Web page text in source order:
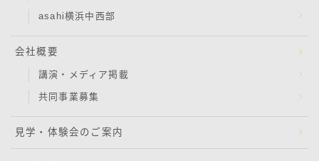
asahi横浜中西部
会社概要
講演・メディア掲載
共同事業募集
見学・体験会のご案内